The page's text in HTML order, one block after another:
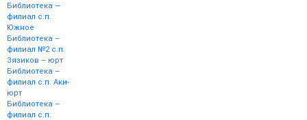
Библиотека —
филиал с.п.
Южное
Библиотека –
филиал №2 с.п.
Зязиков – юрт
Библиотека –
филиал с.п. Аки-
юрт
Библиотека –
филиал с.п.